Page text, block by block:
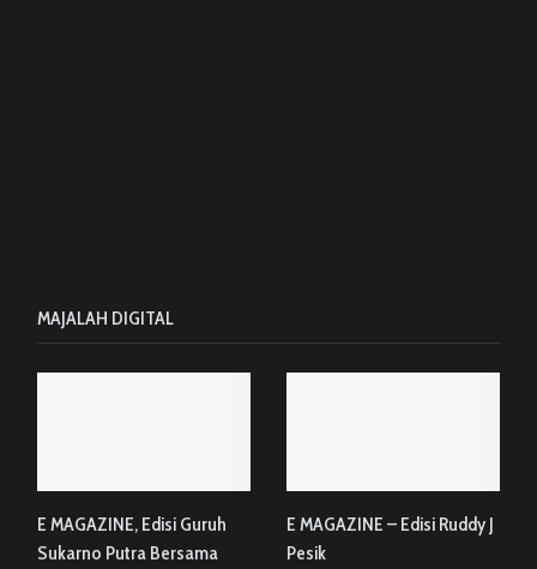
MAJALAH DIGITAL
E MAGAZINE, Edisi Guruh
Sukarno Putra Bersama
E MAGAZINE – Edisi Ruddy J
Pesik